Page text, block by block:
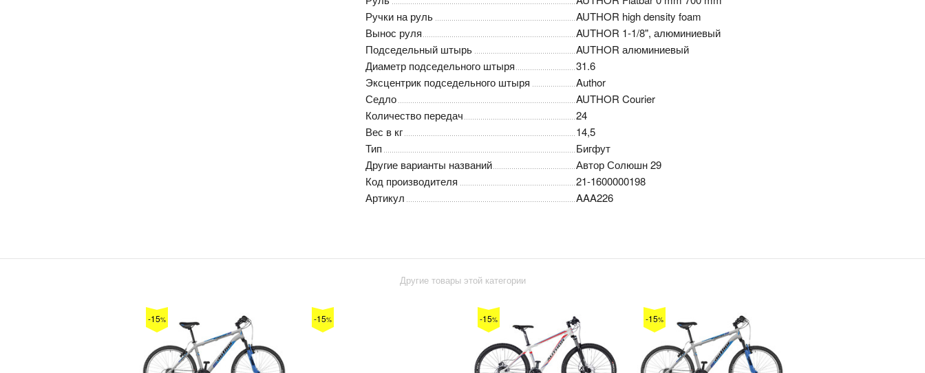
Ручки на руль
AUTHOR high density foam
Вынос руля
AUTHOR 1-1/8", алюминиевый
Подседельный штырь
AUTHOR алюминиевый
Диаметр подседельного штыря
31.6
Эксцентрик подседельного штыря
Author
Седло
AUTHOR Courier
Количество передач
24
Вес в кг
14,5
Тип
Бигфут
Другие варианты названий
Автор Солюшн 29
Код производителя
21-1600000198
Артикул
AAA226
Другие товары этой категории
-15% -15% -15% -15%